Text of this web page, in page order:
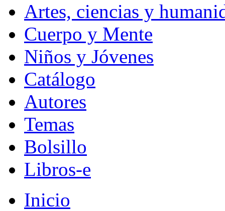
Artes, ciencias y
Cuerpo y Mente
Niños y Jóvenes
Catálogo
Autores
Temas
Bolsillo
Libros-e
Inicio